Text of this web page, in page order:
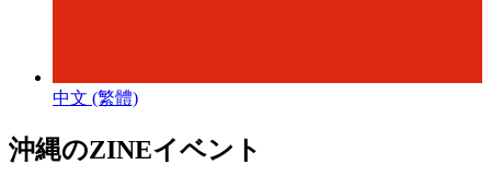
中文 (繁體)
沖縄のZINEイベント